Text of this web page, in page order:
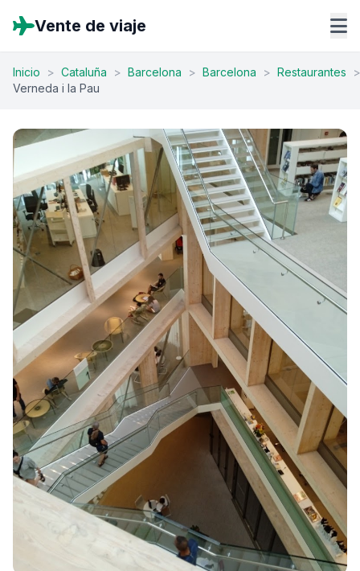
Vente de viaje
Inicio > Cataluña > Barcelona > Barcelona > Restaurantes
>
Verneda i la Pau